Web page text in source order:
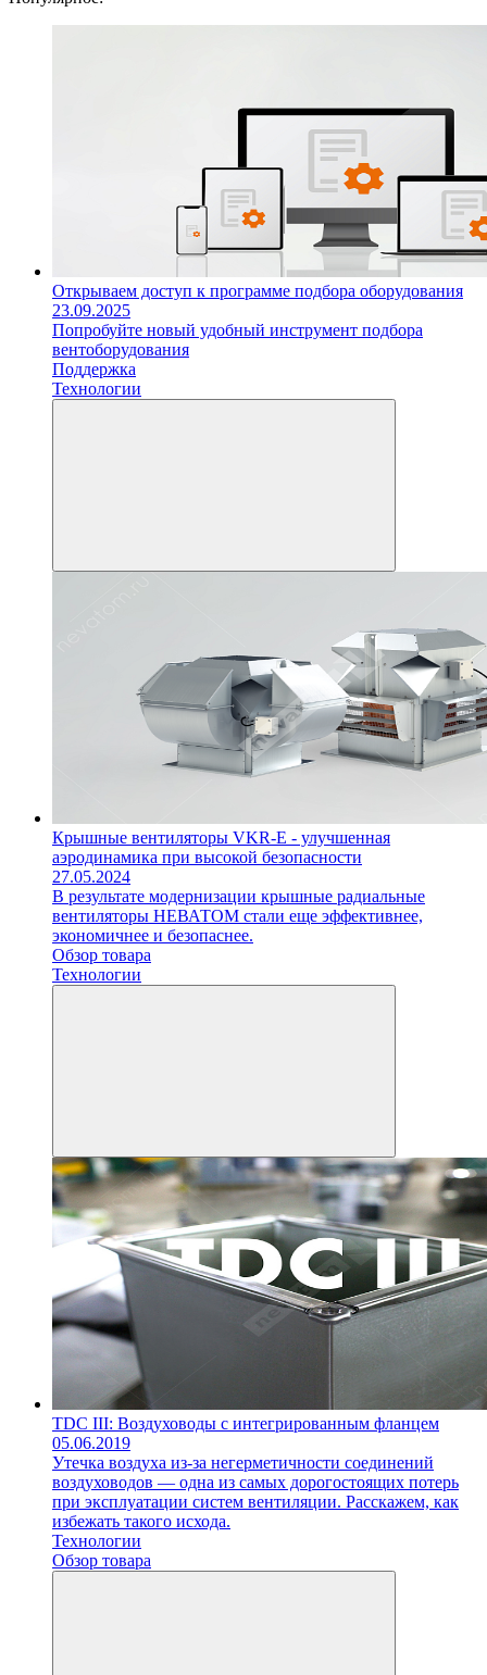
Открываем доступ к программе подбора оборудования
23.09.2025
Попробуйте новый удобный инструмент подбора
вентоборудования
Поддержка
Технологии
Крышные вентиляторы VKR-E - улучшенная
аэродинамика при высокой безопасности
27.05.2024
В результате модернизации крышные радиальные
вентиляторы НЕВАТОМ стали еще эффективнее,
экономичнее и безопаснее.
Обзор товара
Технологии
TDC III: Воздуховоды с интегрированным фланцем
05.06.2019
Утечка воздуха из-за негерметичности соединений
воздуховодов — одна из самых дорогостоящих потерь
при эксплуатации систем вентиляции. Расскажем, как
избежать такого исхода.
Технологии
Обзор товара